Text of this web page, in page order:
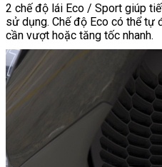
2 chế độ lái Eco / Sport giúp
sử dụng. Chế độ Eco có thể tự
cần vượt hoặc tăng tốc nhanh.